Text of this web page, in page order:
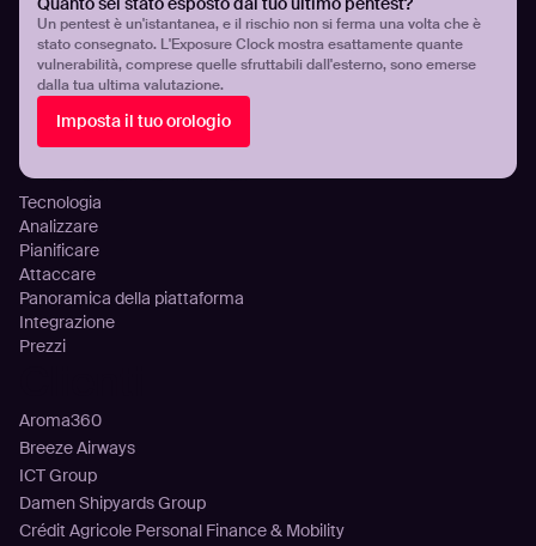
Un pentest è un'istantanea, e il rischio non si ferma una volta che è
stato consegnato. L'Exposure Clock mostra esattamente quante
vulnerabilità, comprese quelle sfruttabili dall'esterno, sono emerse
dalla tua ultima valutazione.
Imposta il tuo orologio
Gestione continua della superficie di attacco
Gestione dell’esposizione alle minacce
Rilevamento infostealer
Visibilità e controllo dell’esposizione cloud
Configurazione Errata Ed Esposizione Del DNS
Piattaforma
Tecnologia
Analizzare
Pianificare
Attaccare
Panoramica della piattaforma
Integrazione
Prezzi
Aroma360
Breeze Airways
ICT Group
Damen Shipyards Group
Crédit Agricole Personal Finance & Mobility